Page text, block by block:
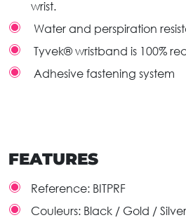
wrist.
Water and perspiration
Tyvek® wristband is 100%
Adhesive fastening system
FEATURES
Reference: BITPRF
Couleurs: Black / Gold /